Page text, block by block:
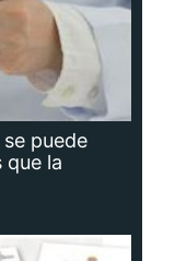
puede
que la